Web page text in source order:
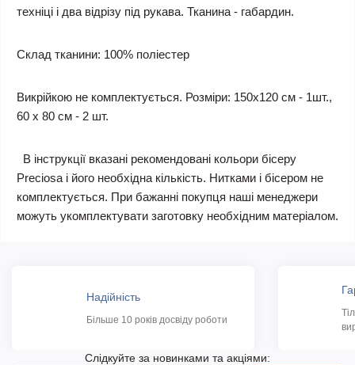
техніці і два відрізу під рукава. Тканина - габардин.
Склад тканини: 100% поліестер
Викрійкою не комплектується. Розміри: 150х120 см - 1шт.,
60 х 80 см - 2 шт.
В інструкції вказані рекомендовані кольори бісеру
Preciosa і його необхідна кількість. Нитками і бісером не
комплектується. При бажанні покупця наші менеджери
можуть укомплектувати заготовку необхідним матеріалом.
Надійність
Більше 10 років досвіду роботи
Слідкуйте за новинками та акціями: